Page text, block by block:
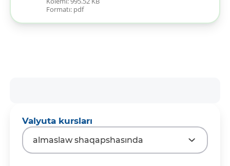
Formatı: pdf
Valyuta kursları
almaslaw shaqapshasında